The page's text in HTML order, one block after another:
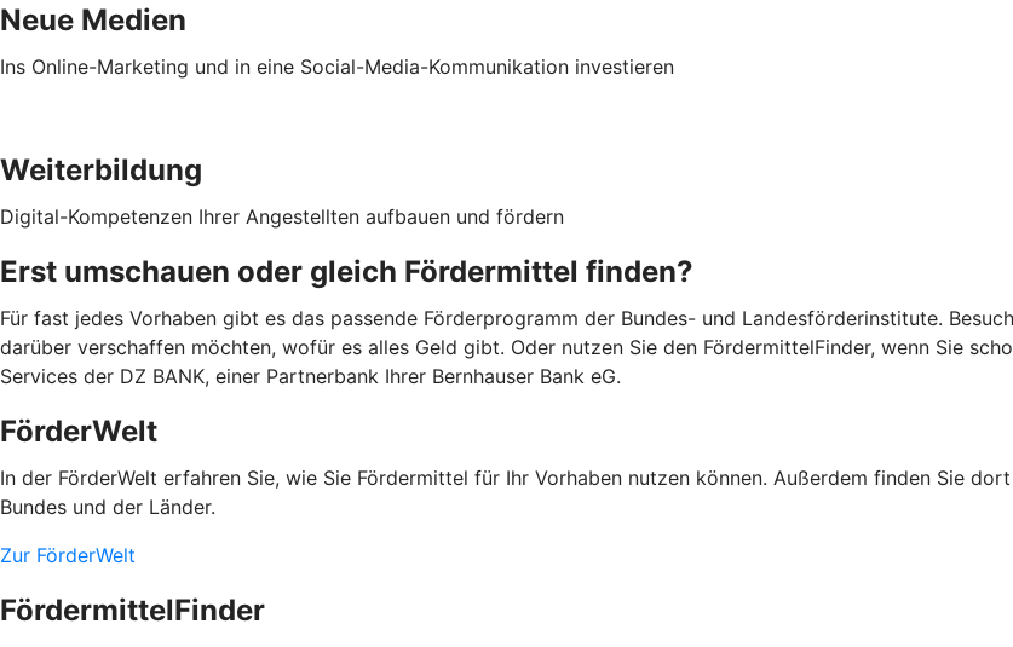
Neue Medien
Ins Online-Marketing und in eine Social-Media-Kommunikation investieren
Weiterbildung
Digital-Kompetenzen Ihrer Angestellten aufbauen und fördern
Erst umschauen oder gleich Fördermittel finden?
Für fast jedes Vorhaben gibt es das passende Förderprogramm der Bundes- und Landesförderinstitute.
darüber verschaffen möchten, wofür es alles Geld gibt. Oder nutzen Sie den FördermittelFinder, wenn Sie
Services der DZ BANK, einer Partnerbank Ihrer Bernhauser Bank eG.
FörderWelt
In der FörderWelt erfahren Sie, wie Sie Fördermittel für Ihr Vorhaben nutzen können. Außerdem finden Sie
Bundes und der Länder.
Zur FörderWelt
FördermittelFinder